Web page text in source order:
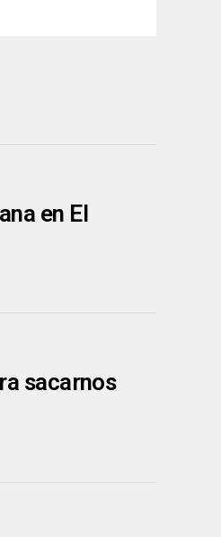
en El
sacarnos